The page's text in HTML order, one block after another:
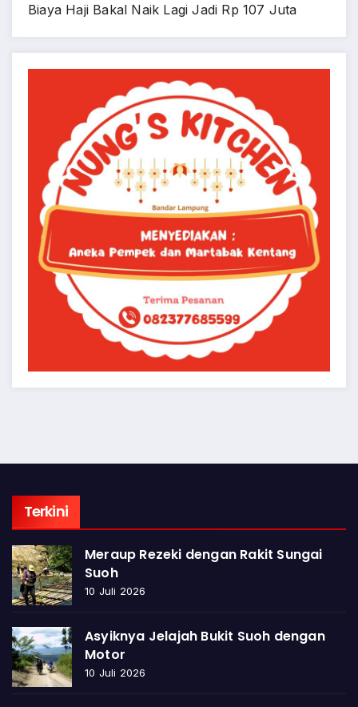
Biaya Haji Bakal Naik Lagi Jadi Rp 107 Juta
Terkini
Meraup Rezeki dengan Rakit Sungai
Suoh
10 Juli 2026
Asyiknya Jelajah Bukit Suoh dengan
Motor
10 Juli 2026